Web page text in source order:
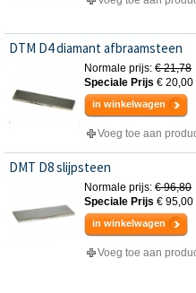
DTM D4 diamant afbraamsteen
Normale prijs: € 21,78
Speciale Prijs € 20,00
in winkelwagen
Voeg toe aan
DMT D8 slijpsteen
Normale prijs: € 96,80
Speciale Prijs € 95,00
in winkelwagen
Voeg toe aan